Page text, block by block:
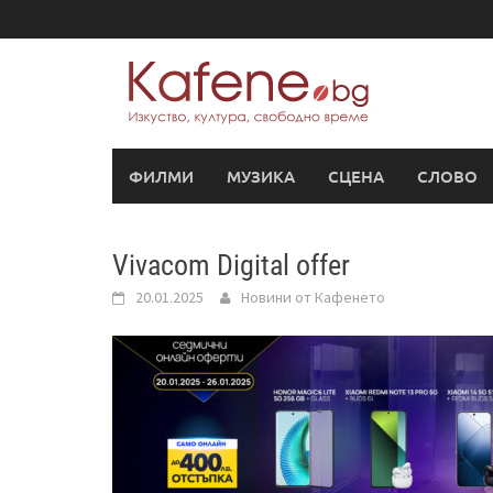
to
ФИЛМИ МУЗИКА СЦЕНА СЛОВО
Vivacom Digital offer
20.01.2025 Новини от Кафенето